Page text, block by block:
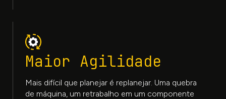
Maior Agilidade
Mais difícil que planejar é replanejar. Uma quebra
de máquina, um retrabalho em um componente